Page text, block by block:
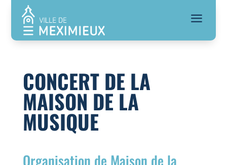
a
CONCERT DE LA
MAISON DE LA
MUSIQUE
Organisation de Maison de la